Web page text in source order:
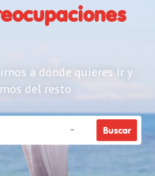
a dónde quieres ir y
del resto